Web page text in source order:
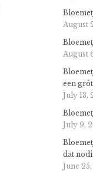
August
August
een
July 13,
July 9,
dat
June